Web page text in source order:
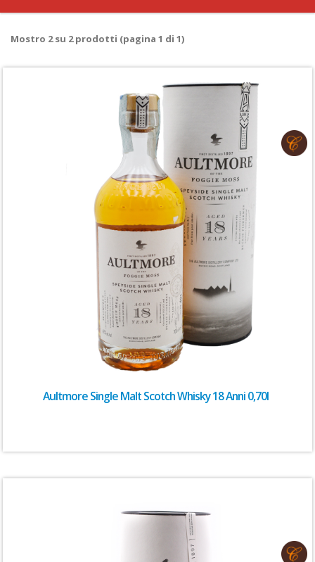
Mostro 2su 2prodotti (pagina 1 di 1)
Aultmore Single Malt Scotch Whisky 18 Anni 0,70l